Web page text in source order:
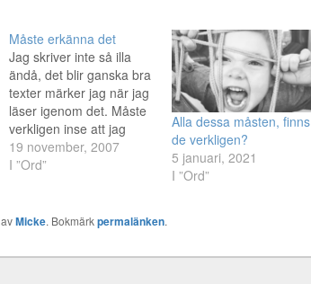
Måste erkänna det
Jag skriver inte så illa
ändå, det blir ganska bra
texter märker jag när jag
läser igenom det. Måste
verkligen inse att jag
skriver rätt bra. Känns
skönt att konstatera. Jag
en förmåga att måla fram
19 november, 2007
I ”Ord”
Alla dessa måsten, finns
de verkligen?
5 januari, 2021
I ”Ord”
avMicke. Bokmärkpermalänken.